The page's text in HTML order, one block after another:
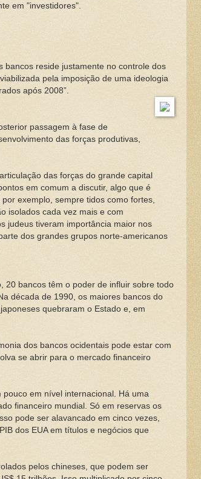
em "investidores".
bancos reside justamente no controle dos
pela imposição de uma ideologia
após 2008”.
passagem à fase de
das forças produtivas,
das forças do grande capital
em comum a discutir, algo que é
exemplo, sempre tidos como fortes,
isolados cada vez mais e com
judeus tiveram importância maior nos
dos grandes grupos norte-americanos
20 bancos têm o poder de influir sobre todo
década de 1990, os maiores bancos do
quebraram o Estado e, em
dos bancos ocidentais pode estar com
se abrir para o mercado financeiro
em nível internacional. Há uma
financeiro mundial. Só em reservas os
pode ser alavancado em cinco vezes,
dos EUA em títulos e negócios que
pelos chineses, que podem ser